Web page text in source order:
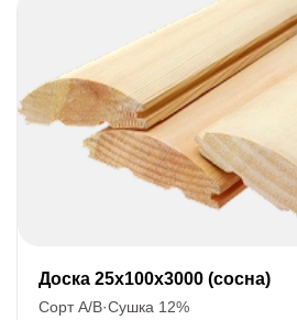
Доска 25x100x3000 (сосна)
Сорт А/В·Сушка 12%